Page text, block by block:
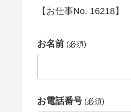
【お仕事No. 16218】
お名前 (必須)
お電話番号 (必須)